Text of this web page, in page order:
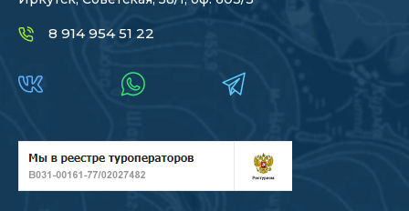
8 914 954 51 22